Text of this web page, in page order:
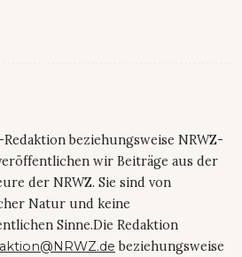
beziehungsweise NRWZ-
wir Beiträge aus der
der NRWZ. Sie sind von
Natur und keine
Sinne.Die Redaktion
beziehungsweise